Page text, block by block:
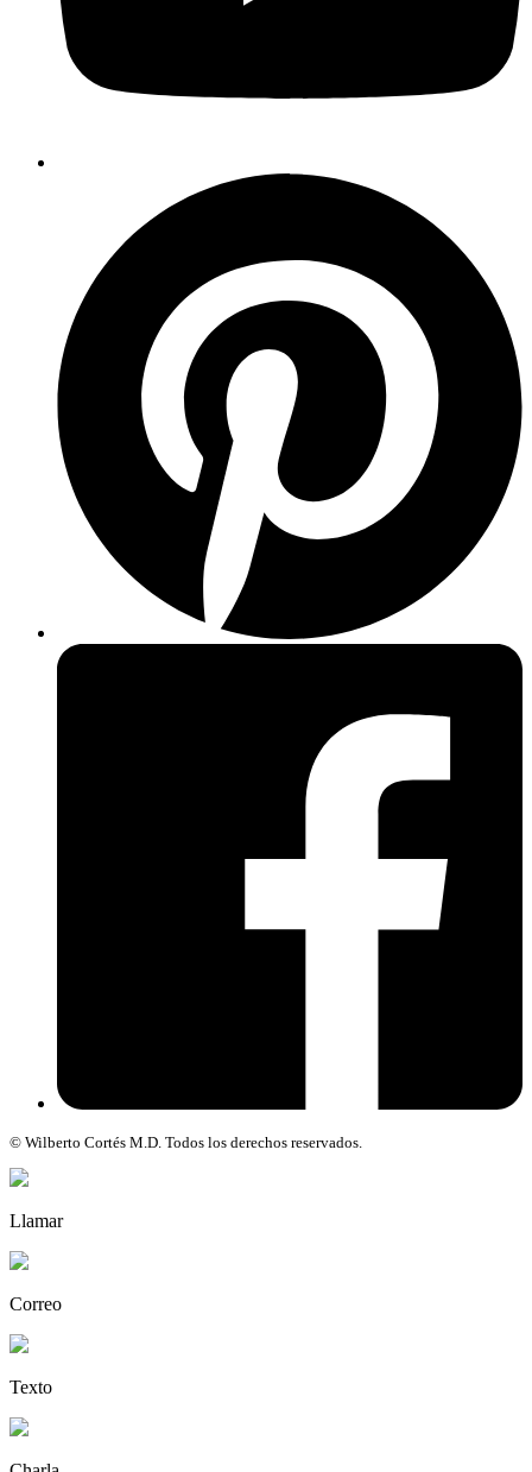
© Wilberto Cortés M.D. Todos los derechos reservados.
Llamar
Correo
Texto